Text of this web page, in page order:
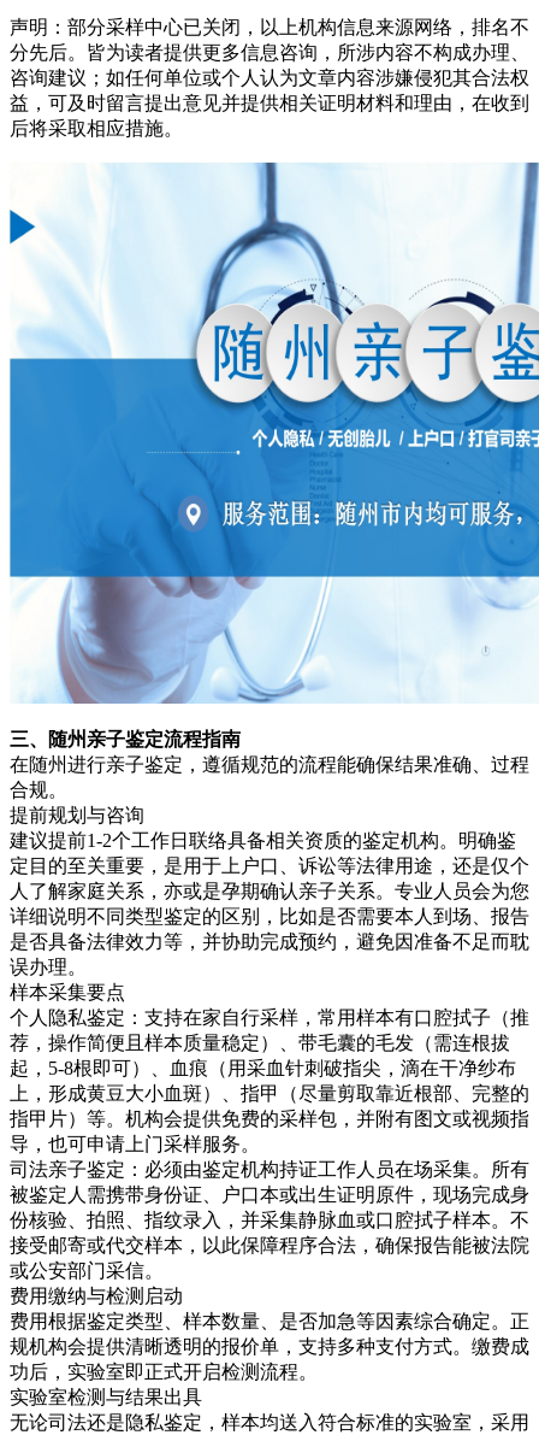
声明：部分采样中心已关闭，以上机构信息来源网络，排名不
分先后。皆为读者提供更多信息咨询，所涉内容不构成办理、
咨询建议；如任何单位或个人认为文章内容涉嫌侵犯其合法权
益，可及时留言提出意见并提供相关证明材料和理由，在收到
后将采取相应措施。
三、随州亲子鉴定流程指南
在随州进行亲子鉴定，遵循规范的流程能确保结果准确、过程
合规。
提前规划与咨询
建议提前1-2个工作日联络具备相关资质的鉴定机构。明确鉴
定目的至关重要，是用于上户口、诉讼等法律用途，还是仅个
人了解家庭关系，亦或是孕期确认亲子关系。专业人员会为您
详细说明不同类型鉴定的区别，比如是否需要本人到场、报告
是否具备法律效力等，并协助完成预约，避免因准备不足而耽
误办理。
样本采集要点
个人隐私鉴定：支持在家自行采样，常用样本有口腔拭子（推
荐，操作简便且样本质量稳定）、带毛囊的毛发（需连根拔
起，5-8根即可）、血痕（用采血针刺破指尖，滴在干净纱布
上，形成黄豆大小血斑）、指甲（尽量剪取靠近根部、完整的
指甲片）等。机构会提供免费的采样包，并附有图文或视频指
导，也可申请上门采样服务。
司法亲子鉴定：必须由鉴定机构持证工作人员在场采集。所有
被鉴定人需携带身份证、户口本或出生证明原件，现场完成身
份核验、拍照、指纹录入，并采集静脉血或口腔拭子样本。不
接受邮寄或代交样本，以此保障程序合法，确保报告能被法院
或公安部门采信。
费用缴纳与检测启动
费用根据鉴定类型、样本数量、是否加急等因素综合确定。正
规机构会提供清晰透明的报价单，支持多种支付方式。缴费成
功后，实验室即正式开启检测流程。
实验室检测与结果出具
无论司法还是隐私鉴定，样本均送入符合标准的实验室，采用